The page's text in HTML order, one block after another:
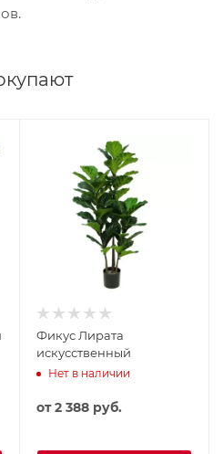
Фикус Лирата
искусственный
Нет в наличии
от2 388 руб.